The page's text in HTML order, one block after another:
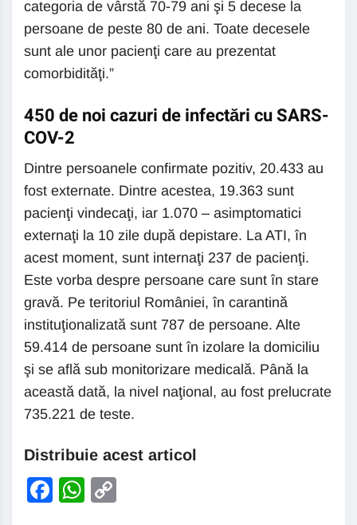
categoria de vârstă 70-79 ani şi 5 decese la
persoane de peste 80 de ani. Toate decesele
sunt ale unor pacienţi care au prezentat
comorbidităţi.”
450 de noi cazuri de infectări cu SARS-
COV-2
Dintre persoanele confirmate pozitiv, 20.433 au
fost externate. Dintre acestea, 19.363 sunt
pacienţi vindecaţi, iar 1.070 – asimptomatici
externaţi la 10 zile după depistare. La ATI, în
acest moment, sunt internaţi 237 de pacienţi.
Este vorba despre persoane care sunt în stare
gravă. Pe teritoriul României, în carantină
instituţionalizată sunt 787 de persoane. Alte
59.414 de persoane sunt în izolare la domiciliu
şi se află sub monitorizare medicală. Până la
această dată, la nivel naţional, au fost prelucrate
735.221 de teste.
Distribuie acest articol
Facebook
WhatsApp